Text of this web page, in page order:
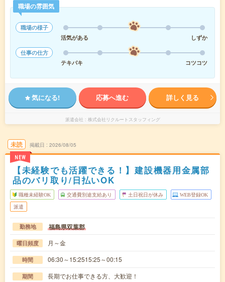
職場の雰囲気
職場の様子
活気がある
しずか
仕事の仕方
テキパキ
コツコツ
気になる! 応募へ進む 詳しく見る
派遣会社 株式会社リクルートスタッフィング
未読
NEW
掲載日 2026/08/05
【未経験でも活躍できる！】建設機器用金属部
品のバリ取り/日払いOK
職種未経験OK 交通費別途支給あり 土日祝日が休み WEB登録OK
派遣
勤務地 福島県双葉郡
曜日頻度 月～金
時間 06:30～15:2515:25～00:15
期間 長期でお仕事できる方、大歓迎！